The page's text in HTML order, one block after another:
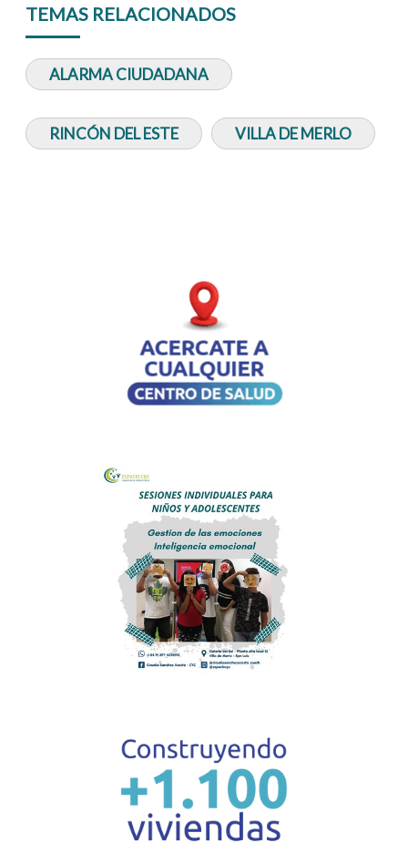
TEMAS RELACIONADOS
ALARMA CIUDADANA
RINCÓN DEL ESTE VILLA DE MERLO